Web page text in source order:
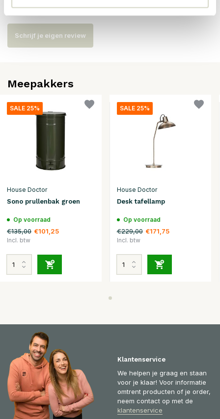
Er zijn nog geen reviews geschreven over dit product..
Schrijf je eigen review
Meepakkers
SALE 25%
House Doctor
Sono prullenbak groen
Op voorraad
€135,00 €101,25
Incl. btw
SALE 25%
House Doctor
Desk tafellamp
Op voorraad
€229,00 €171,75
Incl. btw
Klantenservice
We helpen je graag en staan
voor je klaar! Voor informatie
omtrent producten of je order,
neem contact op met de
klantenservice